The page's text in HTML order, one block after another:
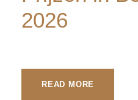
2026
READ MORE